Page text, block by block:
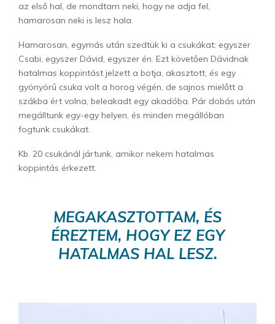
az első hal, de mondtam neki, hogy ne adja fel,
hamarosan neki is lesz hala.
Hamarosan, egymás után szedtük ki a csukákat: egyszer
Csabi, egyszer Dávid, egyszer én. Ezt követően Dávidnak
hatalmas koppintást jelzett a botja, akasztott, és egy
gyönyörű csuka volt a horog végén, de sajnos mielőtt a
szákba ért volna, beleakadt egy akadóba. Pár dobás után
megálltunk egy-egy helyen, és minden megállóban
fogtunk csukákat.
Kb. 20 csukánál jártunk, amikor nekem hatalmas
koppintás érkezett.
MEGAKASZTOTTAM, ÉS
ÉREZTEM, HOGY EZ EGY
HATALMAS HAL LESZ.